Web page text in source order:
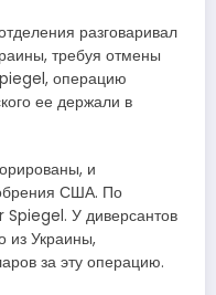
разговаривал
требуя отмены
операцию
ее держали в
и
США. По
Spiegel. У диверсантов
из Украины,
за эту операцию.